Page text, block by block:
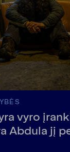
vyro
Abdula jį